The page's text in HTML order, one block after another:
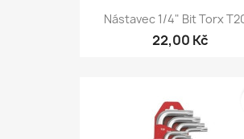
Nástavec 1/4" Bit Torx
22,00 Kč